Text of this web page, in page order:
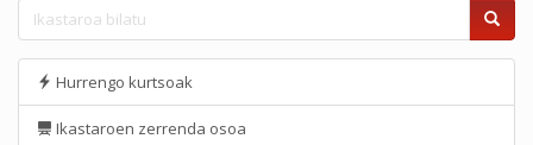
Hurrengo kurtsoak
Ikastaroen zerrenda osoa